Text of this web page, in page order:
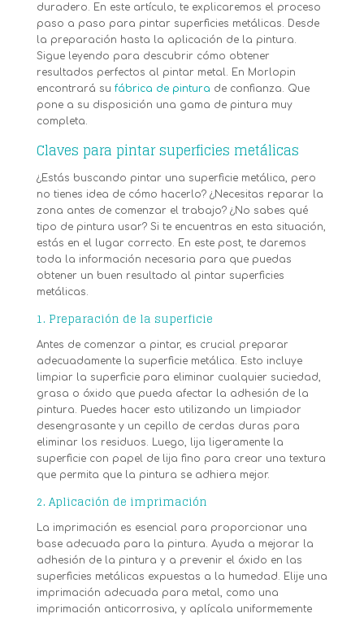
duradero. En este artículo, te explicaremos el proceso
paso a paso para pintar superficies metálicas. Desde
la preparación hasta la aplicación de la pintura.
Sigue leyendo para descubrir cómo obtener
resultados perfectos al pintar metal. En Morlopin
encontrará su fábrica de pintura de confianza. Que
pone a su disposición una gama de pintura muy
completa.
Claves para pintar superficies metálicas
¿Estás buscando pintar una superficie metálica, pero
no tienes idea de cómo hacerlo? ¿Necesitas reparar la
zona antes de comenzar el trabajo? ¿No sabes qué
tipo de pintura usar? Si te encuentras en esta situación,
estás en el lugar correcto. En este post, te daremos
toda la información necesaria para que puedas
obtener un buen resultado al pintar superficies
metálicas.
1. Preparación de la superficie
Antes de comenzar a pintar, es crucial preparar
adecuadamente la superficie metálica. Esto incluye
limpiar la superficie para eliminar cualquier suciedad,
grasa o óxido que pueda afectar la adhesión de la
pintura. Puedes hacer esto utilizando un limpiador
desengrasante y un cepillo de cerdas duras para
eliminar los residuos. Luego, lija ligeramente la
superficie con papel de lija fino para crear una textura
que permita que la pintura se adhiera mejor.
2. Aplicación de imprimación
La imprimación es esencial para proporcionar una
base adecuada para la pintura. Ayuda a mejorar la
adhesión de la pintura y a prevenir el óxido en las
superficies metálicas expuestas a la humedad. Elije una
imprimación adecuada para metal, como una
imprimación anticorrosiva, y aplícala uniformemente